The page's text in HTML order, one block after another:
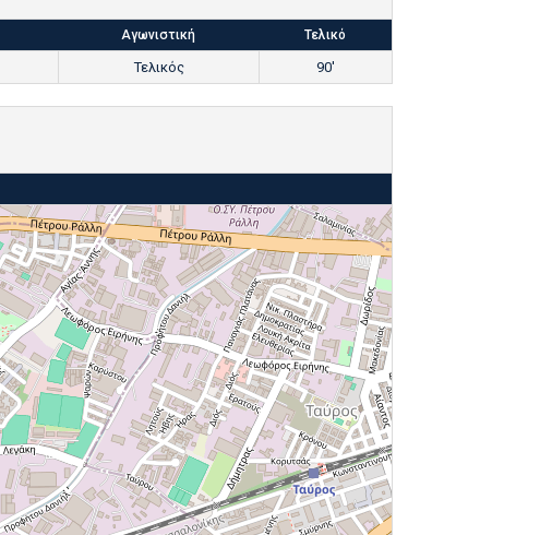
Αγωνιστική Τελικό
Τελικός 90'